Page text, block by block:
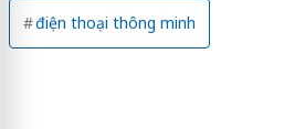
điện thoại thông minh